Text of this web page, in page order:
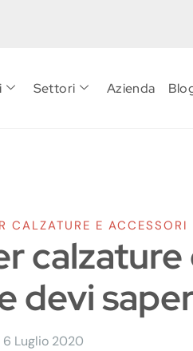
Settori Azienda
CALZATURE E
devi
6 Luglio 2020